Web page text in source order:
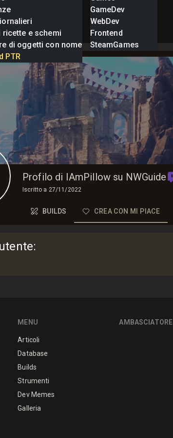
ricette e schemi
di oggetti con nome
PTR
GameDev
WebDev
Frontend
SteamGames
Profilo di IAmPillow su NWGuide
Iscritto a 27/11/2022
BUILDS CREA CON MI PIACE
:
MENU
Articoli
Database
Builds
Strumenti
Dev Memes
Galleria
AMBASCIATORE